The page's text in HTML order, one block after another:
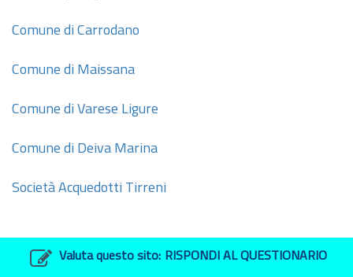
Comune di Carrodano
Comune di Maissana
Comune di Varese Ligure
Comune di Deiva Marina
Società Acquedotti Tirreni
Valuta questo sito: RISPONDI AL QUESTIONARIO